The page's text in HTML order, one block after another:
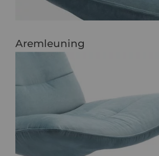
Aremleuning
Met of zonder armleuning